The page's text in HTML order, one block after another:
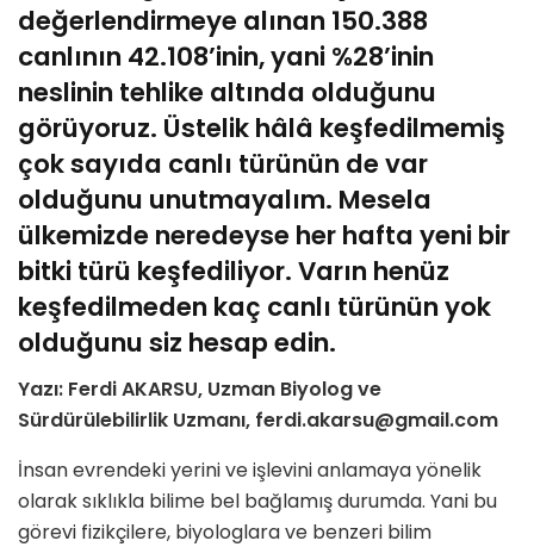
değerlendirmeye alınan 150.388
canlının 42.108’inin, yani %28’inin
neslinin tehlike altında olduğunu
görüyoruz. Üstelik hâlâ keşfedilmemiş
çok sayıda canlı türünün de var
olduğunu unutmayalım. Mesela
ülkemizde neredeyse her hafta yeni bir
bitki türü keşfediliyor. Varın henüz
keşfedilmeden kaç canlı türünün yok
olduğunu siz hesap edin.
Yazı: Ferdi AKARSU, Uzman Biyolog ve
Sürdürülebilirlik Uzmanı, ferdi.akarsu@gmail.com
İnsan evrendeki yerini ve işlevini anlamaya yönelik
olarak sıklıkla bilime bel bağlamış durumda. Yani bu
görevi fizikçilere, biyologlara ve benzeri bilim